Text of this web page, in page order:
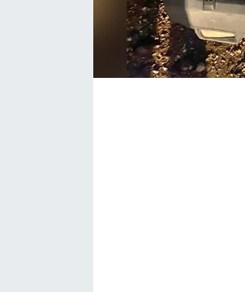
Kültür ve Sanat